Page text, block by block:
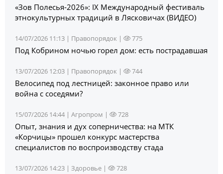
«Зов Полесья‑2026»: IX Международный фестиваль
этнокультурных традиций в Лясковичах (ВИДЕО)
14/07/2026 11:13 | Правопорядок | 775
Под Кобрином ночью горел дом: есть пострадавшая
13/07/2026 12:03 | Правопорядок | 744
Велосипед под лестницей: законное право или
война с соседями?
15/07/2026 14:44 | Агропром | 728
Опыт, знания и дух соперничества: на МТК
«Корчицы» прошел конкурс мастерства
специалистов по воспроизводству стада
13/07/2026 14:23 | Здоровье | 728